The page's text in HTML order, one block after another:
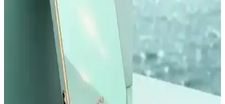
Samsung Galaxy Tab S10 FE Plus için tasarlanmış kırılmaz ekran
koruyucu, yüksek dayanıklılık ve kolay uygulama özellikleriyle
ekranı çizilmelere ve darbelere karşı korur.
Apple iPad Mini 7 A17 Pro Uyumlu Temperli Cam
Ekran Koruyucu İnceleme ve Kullanıcı Yorumları
Apple iPad Mini 7 A17 Pro uyumlu temperli cam ekran koruyucu,
yüksek dayanıklılığı ve kolay uygulamasıyla ekranınızı çizik ve
darbelere karşı korur, görüntü kalitesini etkilemez.